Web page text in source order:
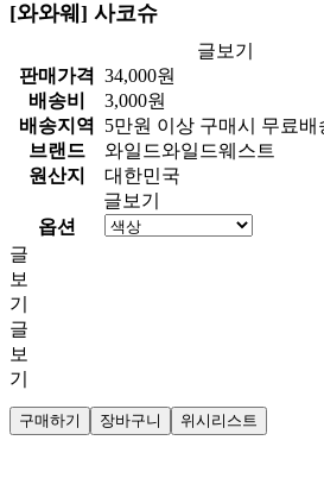
[와와웨] 사코슈
글보기
판매가격 34,000원
배송비
3,000원
배송지역
5만원 이상 구매시 무료배
브랜드
와일드와일드웨스트
원산지
대한민국
글보기
옵션
글
보
기
글
보
기
구매하기 장바구니 위시리스트